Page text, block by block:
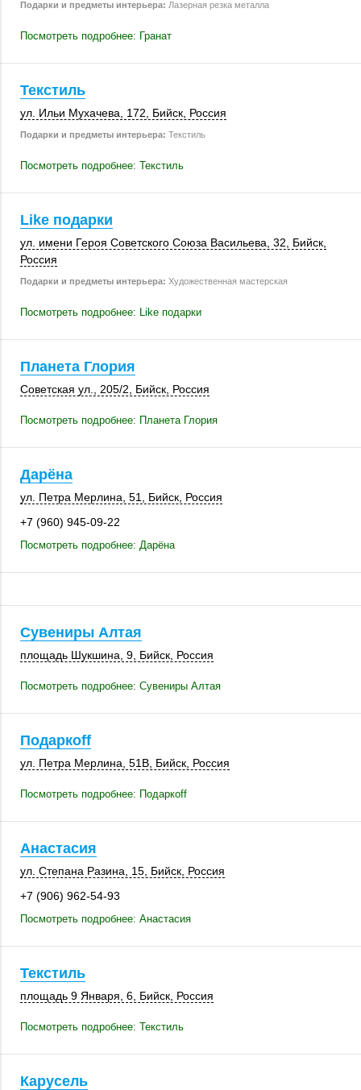
Подарки и предметы интерьера: Лазерная резка металла
Посмотреть подробнее: Гранат
Текстиль
ул. Ильи Мухачева 172 Бийск Россия
Подарки и предметы интерьера: Текстиль
Посмотреть подробнее: Текстиль
Like подарки
ул. имени Героя Советского Союза Васильева, 32, Бийск
Россия
Подарки и предметы интерьера: Художественная мастерская
Посмотреть подробнее: Like подарки
Планета Глория
Советская ул. 205/2 Бийск Россия
Посмотреть подробнее: Планета Глория
Дарёна
ул. Петра Мерлина, 51, Бийск Россия
+7 (960) 945-09-22
Посмотреть подробнее: Дарёна
Сувениры Алтая
площадь Шукшина, 9 Бийск Россия
Посмотреть подробнее: Сувениры Алтая
Подаркоff
ул. Петра Мерлина 51В Бийск Россия
Посмотреть подробнее: Подаркоff
Анастасия
ул. Степана Разина, 15, Бийск Россия
+7 (906) 962-54-93
Посмотреть подробнее: Анастасия
Текстиль
площадь 9 Января, 6 Бийск Россия
Посмотреть подробнее: Текстиль
Карусель